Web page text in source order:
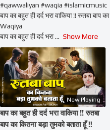
#qawwaliyan #waqia #islamicmusic
बाप का बहुत ही दर्द भरा वाकिया !! रुतबा
Waqiya
बाप का बहुत ही दर्द भरा... Show More
Now Playing
बाप का बहुत ही दर्द भरा वाकिया !! रुतबा
बाप का कितना बड़ा तुमको बताता हूँ !!